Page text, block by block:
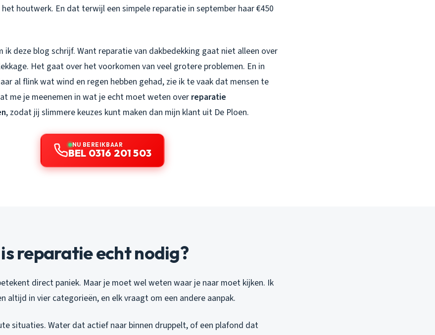
houtwerk. En dat terwijl een simpele reparatie in september haar €450
ik deze blog schrijf. Want reparatie van dakbedekking gaat niet alleen over
Het gaat over het voorkomen van veel grotere problemen. En in
al flink wat wind en regen hebben gehad, zie ik te vaak dat mensen te
me je meenemen in wat je echt moet weten over reparatie
, zodat jij slimmere keuzes kunt maken dan mijn klant uit De Ploen.
NU BEREIKBAAR
BEL 0316 201 503
reparatie echt nodig?
direct paniek. Maar je moet wel weten waar je naar moet kijken. Ik
altijd in vier categorieën, en elk vraagt om een andere aanpak.
situaties. Water dat actief naar binnen druppelt, of een plafond dat